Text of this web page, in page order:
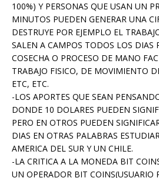
100%) Y PERSONAS QUE USAN UN
MINUTOS PUEDEN GENERAR UNA
DESTRUYE POR EJEMPLO EL
SALEN A CAMPOS TODOS LOS DIAS
COSECHA O PROCESO DE MANO
TRABAJO FISICO, DE MOVIMIENTO
ETC, ETC.
-LOS APORTES QUE SEAN
DONDE 10 DOLARES PUEDEN
PERO EN OTROS PUEDEN
DIAS EN OTRAS PALABRAS
AMERICA DEL SUR Y UN CHILE.
-LA CRITICA A LA MONEDA BIT
UN OPERADOR BIT COINS(USUARIO